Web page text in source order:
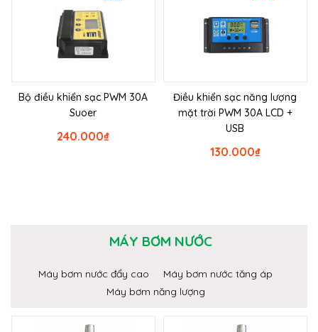
Bộ điều khiển sạc PWM 30A
Suoer
₫
240.000
Điều khiển sạc năng lượng
mặt trời PWM 30A LCD +
USB
₫
130.000
MÁY BƠM NƯỚC
Máy bơm nước đẩy cao
Máy bơm nước tăng áp
Máy bơm năng lượng